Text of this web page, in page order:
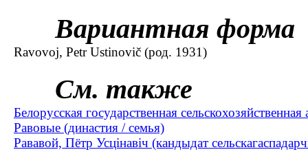
Вариантная форма
Ravovoj, Petr Ustinovič (род. 1931)
См. также
Белорусская государственная
Равовые (династия / семья)
Рававой, Пётр Усцінавіч (кандыдат